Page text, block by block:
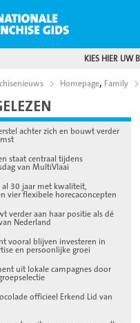
KIES HIER UW
Homepage, Family
achter zich en bouwt verder
staat centraal tijdens
van MultiVlaai
al 30 jaar met kwaliteit,
vier flexibele horecaconcepten
verder aan haar positie als dé
Nederland
vooral blijven investeren in
en persoonlijke groei
uit lokale campagnes door
officieel Erkend Lid van